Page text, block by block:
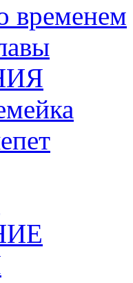
временем